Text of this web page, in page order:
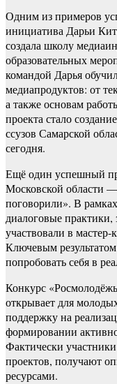
Одним из примеров
инициатива Дарьи
создала школу
образовательных
командой Дарья
медиапродуктов: от
а также основам
проекта стало
ссузов Самарской
сегодня.
Ещё один успешный
Московской области
поговорили». В
диалоговые
участвовали в мастер-
Ключевым
попробовать себя в
Конкурс
открывает для
поддержку на
формировании
Фактически
проектов, получают
ресурсами.